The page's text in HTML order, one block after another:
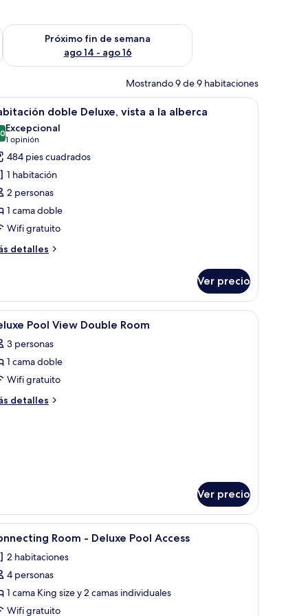
semana ago 7 - ago 9
Próximo fin de semana
ago 14 - ago 16
Consulta la disponibilidad para el próximo fin de semana ago
Mostrando 9 de 9 habitaciones
al área de la piscina. Habitación de hotel con cama, escritorio,
9 doble Deluxe, vista a la alberca
de 10
Excepcional
1 opinión
(1
opinión)
484 pies cuadrados
1 habitación
2 personas
1 cama doble
Wifi gratuito
detalles
Ver precio
escritorio, una silla, una mesita redonda y un balcón con vistas.
Habitación de hotel con cama, escritorio
8 Pool View Double Room
3 personas
1 cama doble
Wifi gratuito
detalles
Ver precio
un televisor y un balcón con vistas a edificios y zonas verdes.
Habitación de hotel con cama, lámparas de
9 Room - Deluxe Pool Access
2 habitaciones
4 personas
1 cama King size y 2 camas individuales
Wifi gratuito